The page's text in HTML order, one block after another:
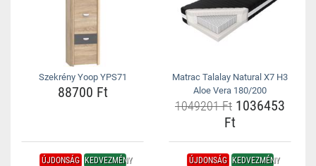
Szekrény Yoop YPS71
88700 Ft
Matrac Talalay Natural X7 H3
Aloe Vera 180/200
1049201 Ft 1036453
Ft
ÚJDONSÁG KEDVEZMÉNY ÚJDONSÁG KEDVEZMÉNY